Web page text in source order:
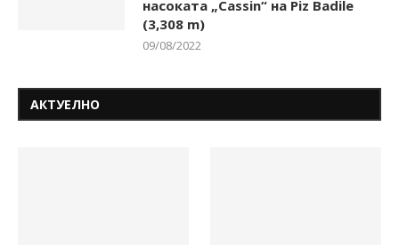
насоката „Cassin“ на Piz Badile
(3,308 m)
09/08/2022
АКТУЕЛНО